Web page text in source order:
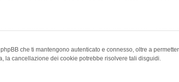
che ti mantengono autenticato e connesso, oltre a
la cancellazione dei cookie potrebbe risolvere tali disguidi.